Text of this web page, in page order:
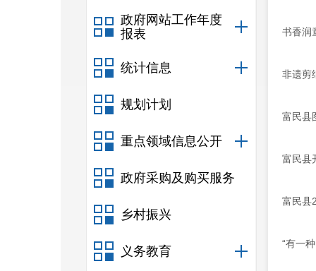
政府网站工作年度
报表
统计信息
规划计划
重点领域信息公开
政府采购及购买服务
乡村振兴
义务教育
书香润
非遗剪
富民县
富民县
富民县
“有一